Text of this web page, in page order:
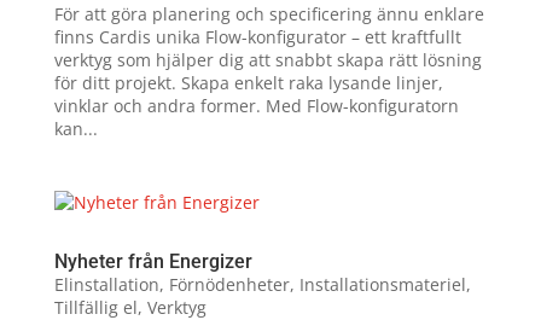
För att göra planering och specificering ännu enklare
finns Cardis unika Flow-konfigurator – ett kraftfullt
verktyg som hjälper dig att snabbt skapa rätt lösning
för ditt projekt. Skapa enkelt raka lysande linjer,
vinklar och andra former. Med Flow-konfiguratorn
kan...
Nyheter från Energizer
Elinstallation, Förnödenheter, Installationsmateriel,
Tillfällig el, Verktyg